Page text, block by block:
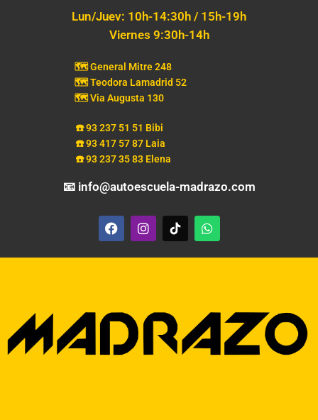
Lun/Juev: 10h-14:30h / 15h-19h
Viernes 9:30h-14h
🗺️ General Mitre 248
🗺️ Teodora Lamadrid 52
🗺️ Via Augusta 130
☎️ 93 237 51 51 Bibi
☎️ 93 417 57 87 Laia
☎️ 93 237 35 83 Elena
📧 info@autoescuela-madrazo.com